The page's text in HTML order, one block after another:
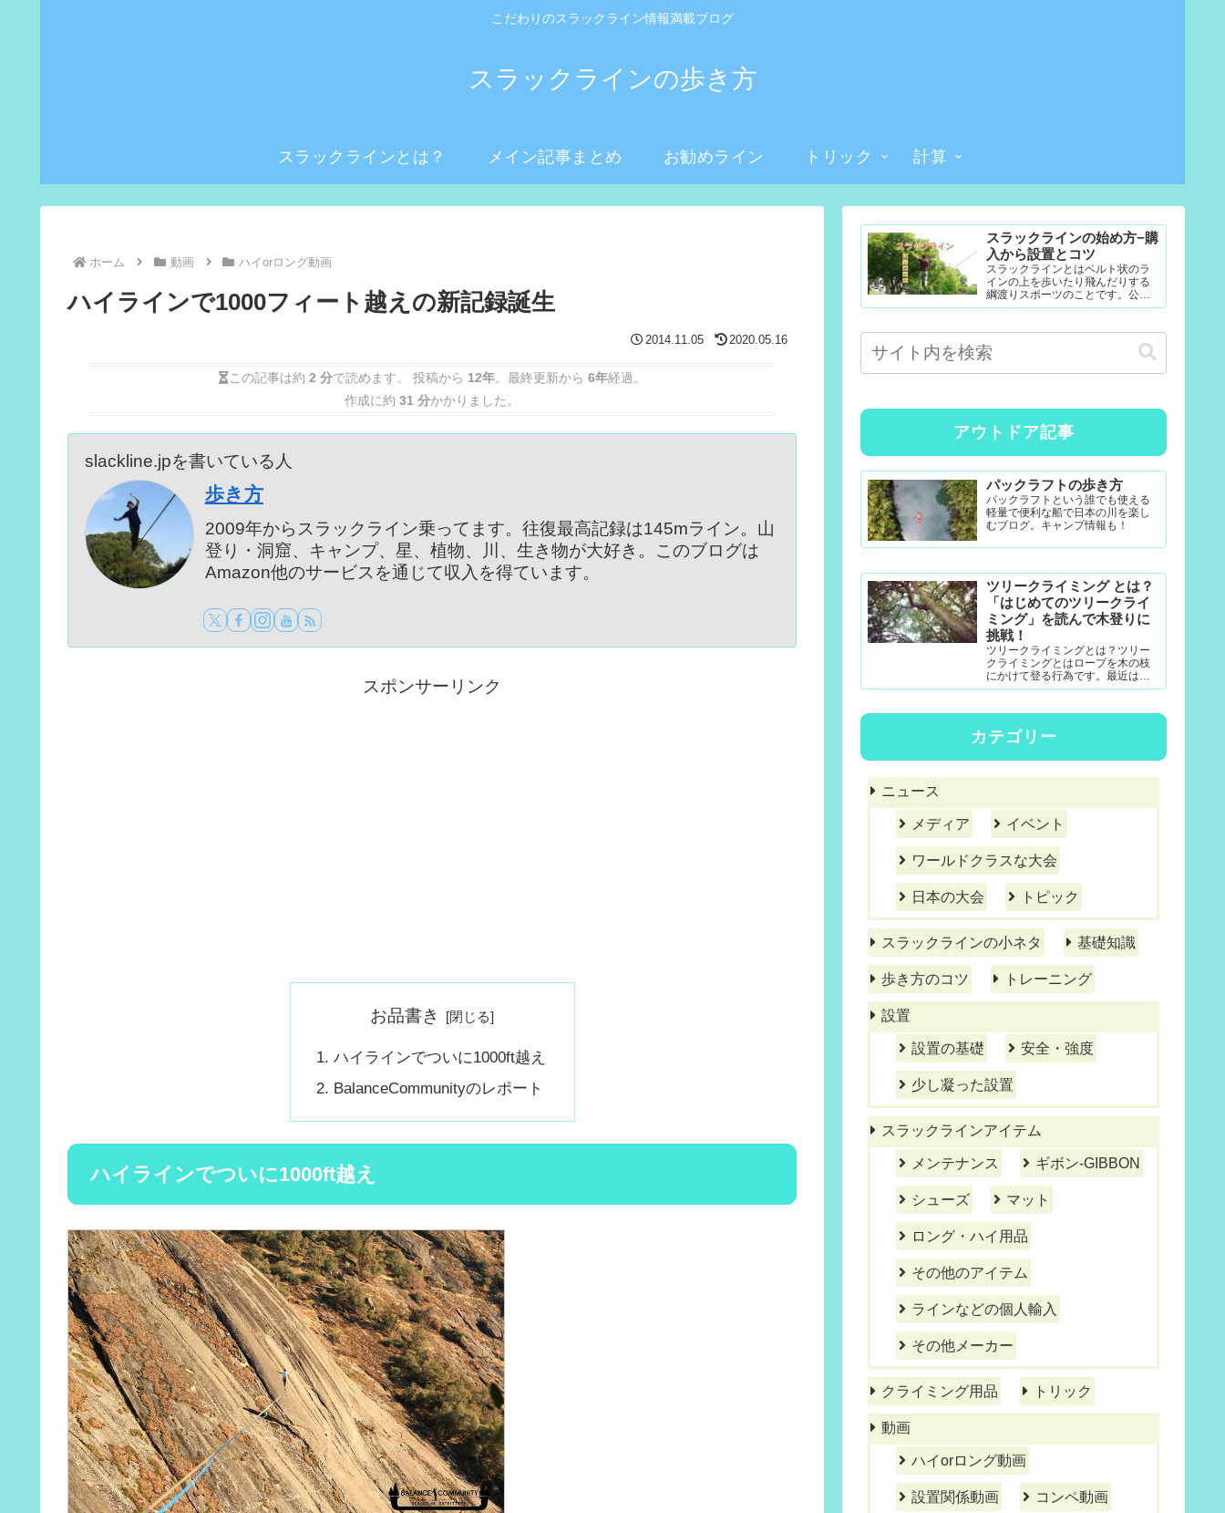
こだわりのスラックライン情報満載ブログ
スラックラインの歩き方
スラックラインとは？ メイン記事まとめ お勧めライン トリック 計算
ホーム 動画 ハイorロング動画
ハイラインで1000フィート越えの新記録誕生
2014.11.05 2020.05.16
この記事は約 2 分で読めます。 投稿から 12年。最終更新から 6年経過。
作成に約 31 分かかりました。
slackline.jpを書いている人
歩き方
2009年からスラックライン乗ってます。往復最高記録は145mライン。山
登り・洞窟、キャンプ、星、植物、川、生き物が大好き。このブログは
Amazon他のサービスを通じて収入を得ています。
スポンサーリンク
お品書き
ハイラインでついに1000ft越え
BalanceCommunityのレポート
ハイラインでついに1000ft越え
スラックラインの始め方−購
入から設置とコツ
スラックラインとはベルト状のラ
インの上を歩いたり飛んだりする
綱渡りスポーツのことです。公園
やテレビなどで見たことある人も
が簡単なので幼児から大人まで楽...
アウトドア記事
パックラフトの歩き方
パックラフトという誰でも使える
軽量で便利な船で日本の川を楽し
むブログ。キャンプ情報も！
ツリークライミング とは？
「はじめてのツリークライ
ミング」を読んで木登りに
挑戦！
ツリークライミングとは？ツリー
クライミングとはロープを木の枝
にかけて登る行為です。最近は公
園アクティビティとしても一定の
ロープテクニック(MRS-ム...
カテゴリー
ニュース
メディア イベント
ワールドクラスな大会
日本の大会 トピック
スラックラインの小ネタ 基礎知識
歩き方のコツ トレーニング
設置
設置の基礎 安全・強度
少し凝った設置
スラックラインアイテム
メンテナンス ギボン-GIBBON
シューズ マット
ロング・ハイ用品
その他のアイテム
ラインなどの個人輸入
その他メーカー
クライミング用品 トリック
動画
ハイorロング動画
設置関係動画 コンペ動画